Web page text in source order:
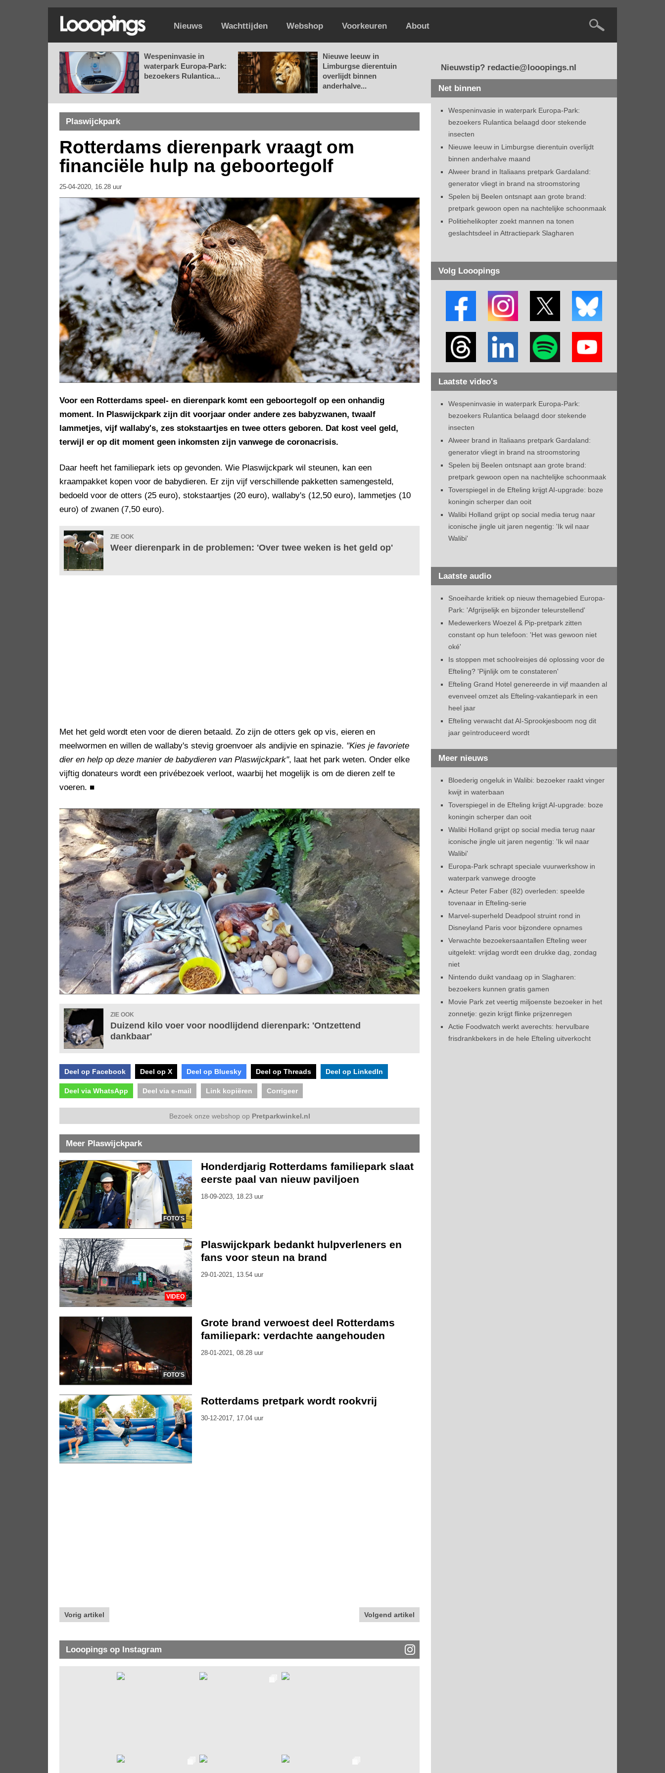
Nieuws Wachttijden Webshop Voorkeuren About
Wespeninvasie in
waterpark Europa-Park:
bezoekers Rulantica...
Nieuwe leeuw in
Limburgse dierentuin
overlijdt binnen
anderhalve...
Plaswijckpark
Rotterdams dierenpark vraagt om
financiële hulp na geboortegolf
25-04-2020, 16.28 uur
Voor een Rotterdams speel- en dierenpark komt een geboortegolf op een onhandig
moment. In Plaswijckpark zijn dit voorjaar onder andere zes babyzwanen, twaalf
lammetjes, vijf wallaby's, zes stokstaartjes en twee otters geboren. Dat kost veel geld,
terwijl er op dit moment geen inkomsten zijn vanwege de coronacrisis.
Daar heeft het familiepark iets op gevonden. Wie Plaswijckpark wil steunen, kan een
kraampakket kopen voor de babydieren. Er zijn vijf verschillende pakketten samengesteld,
bedoeld voor de otters (25 euro), stokstaartjes (20 euro), wallaby's (12,50 euro), lammetjes (10
euro) of zwanen (7,50 euro).
ZIE OOK
Weer dierenpark in de problemen: 'Over twee weken is het geld op'
Met het geld wordt eten voor de dieren betaald. Zo zijn de otters gek op vis, eieren en
meelwormen en willen de wallaby's stevig groenvoer als andijvie en spinazie. "Kies je favoriete
dier en help op deze manier de babydieren van Plaswijckpark", laat het park weten. Onder elke
vijftig donateurs wordt een privébezoek verloot, waarbij het mogelijk is om de dieren zelf te
voeren. ■
ZIE OOK
Duizend kilo voer voor noodlijdend dierenpark: 'Ontzettend
dankbaar'
Deel op Facebook Deel op X Deel op Bluesky Deel op Threads Deel op LinkedIn
Deel via WhatsApp Deel via e-mail Link kopiëren Corrigeer
Bezoek onze webshop op Pretparkwinkel.nl
Meer Plaswijckpark
FOTO'S
Honderdjarig Rotterdams familiepark slaat
eerste paal van nieuw paviljoen
18-09-2023, 18.23 uur
VIDEO
Plaswijckpark bedankt hulpverleners en
fans voor steun na brand
29-01-2021, 13.54 uur
FOTO'S
Grote brand verwoest deel Rotterdams
familiepark: verdachte aangehouden
28-01-2021, 08.28 uur
Rotterdams pretpark wordt rookvrij
30-12-2017, 17.04 uur
Vorig artikel Volgend artikel
Looopings op Instagram
Nieuwstip? redactie@looopings.nl
Net binnen
Wespeninvasie in waterpark Europa-Park:
bezoekers Rulantica belaagd door stekende
insecten
Nieuwe leeuw in Limburgse dierentuin overlijdt
binnen anderhalve maand
Alweer brand in Italiaans pretpark Gardaland:
generator vliegt in brand na stroomstoring
Spelen bij Beelen ontsnapt aan grote brand:
pretpark gewoon open na nachtelijke schoonmaak
Politiehelikopter zoekt mannen na tonen
geslachtsdeel in Attractiepark Slagharen
Volg Looopings
Laatste video's
Wespeninvasie in waterpark Europa-Park:
bezoekers Rulantica belaagd door stekende
insecten
Alweer brand in Italiaans pretpark Gardaland:
generator vliegt in brand na stroomstoring
Spelen bij Beelen ontsnapt aan grote brand:
pretpark gewoon open na nachtelijke schoonmaak
Toverspiegel in de Efteling krijgt AI-upgrade: boze
koningin scherper dan ooit
Walibi Holland grijpt op social media terug naar
iconische jingle uit jaren negentig: 'Ik wil naar
Walibi'
Laatste audio
Snoeiharde kritiek op nieuw themagebied Europa-
Park: 'Afgrijselijk en bijzonder teleurstellend'
Medewerkers Woezel & Pip-pretpark zitten
constant op hun telefoon: 'Het was gewoon niet
oké'
Is stoppen met schoolreisjes dé oplossing voor de
Efteling? 'Pijnlijk om te constateren'
Efteling Grand Hotel genereerde in vijf maanden al
evenveel omzet als Efteling-vakantiepark in een
heel jaar
Efteling verwacht dat AI-Sprookjesboom nog dit
jaar geïntroduceerd wordt
Meer nieuws
Bloederig ongeluk in Walibi: bezoeker raakt vinger
kwijt in waterbaan
Toverspiegel in de Efteling krijgt AI-upgrade: boze
koningin scherper dan ooit
Walibi Holland grijpt op social media terug naar
iconische jingle uit jaren negentig: 'Ik wil naar
Walibi'
Europa-Park schrapt speciale vuurwerkshow in
waterpark vanwege droogte
Acteur Peter Faber (82) overleden: speelde
tovenaar in Efteling-serie
Marvel-superheld Deadpool struint rond in
Disneyland Paris voor bijzondere opnames
Verwachte bezoekersaantallen Efteling weer
uitgelekt: vrijdag wordt een drukke dag, zondag
niet
Nintendo duikt vandaag op in Slagharen:
bezoekers kunnen gratis gamen
Movie Park zet veertig miljoenste bezoeker in het
zonnetje: gezin krijgt flinke prijzenregen
Actie Foodwatch werkt averechts: hervulbare
frisdrankbekers in de hele Efteling uitverkocht